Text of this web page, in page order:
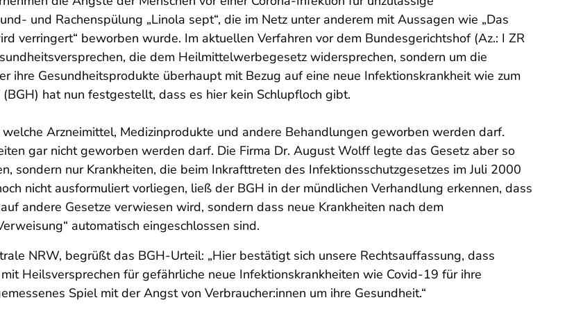
und Rachenspülung „Linola sept“, die im Netz unter anderem mit Aussagen wie „Das
verringert“ beworben wurde. Im aktuellen Verfahren vor dem Bundesgerichtshof (Az.: I ZR
die dem Heilmittelwerbegesetz widersprechen, sondern um die
ihre Gesundheitsprodukte überhaupt mit Bezug auf eine neue Infektionskrankheit wie zum
hat nun festgestellt, dass es hier kein Schlupfloch gibt.
Arzneimittel, Medizinprodukte und andere Behandlungen geworben werden darf.
gar nicht geworben werden darf. Die Firma Dr. August Wolff legte das Gesetz aber so
sondern nur Krankheiten, die beim Inkrafttreten des Infektionsschutzgesetzes im Juli 2000
nicht ausformuliert vorliegen, ließ der BGH in der mündlichen Verhandlung erkennen, dass
andere Gesetze verwiesen wird, sondern dass neue Krankheiten nach dem
automatisch eingeschlossen sind.
NRW, begrüßt das BGH-Urteil: „Hier bestätigt sich unsere Rechtsauffassung, dass
Heilsversprechen für gefährliche neue Infektionskrankheiten wie Covid-19 für ihre
Spiel mit der Angst von Verbraucher:innen um ihre Gesundheit.“